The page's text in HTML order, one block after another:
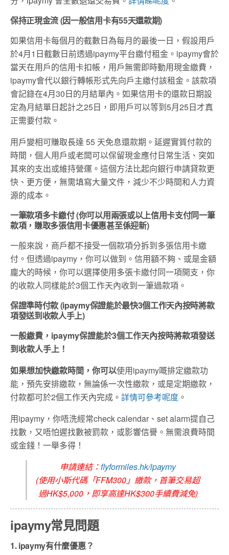
保持正現金流 (因一般信用卡有55天還款期)
如果信用卡每個月的截數日為每月的最後一日，假設用戶
於4月1日截數日前透過ipaymy平台繳付租金。ipaymy會於
當天在用戶的信用卡扣帳，用戶無需即時動用現金繳費，
ipaymy會代以銀行轉帳形式先向戶主繳付該租金。該款項
會記錄在4月30日的月結單內。如果信用卡的還款日期設
定為月結單日起計之25日，即用戶可以等到5月25日才真
正需要付款。
用戶變相可賺取長達 55 天免息還款期。延遲實質付款的
時間，個人用戶或老闆可以保留現金應付日常生活、突如
其來的支出或維持營運。這個方法比起向銀行申請貸款更
快、更方便，無需填寫大量文件，減少不少時間和人力資
源的成本。
一筆款項多卡繳付 (你可以用兩張或以上信用卡支付同一筆
款項，賺取多張信用卡優惠甚至係迎新)
一般來說，商戶都不接受一個款項分拆到多張信用卡繳
付。但透過ipaymy，你可以做到。信用額不夠、或是金額
龐大的時候，你可以選擇使用多張卡繳付同一項開支，你
的收款人同樣能於3個工作天內收到一筆過款項。
保證準時付款 (ipaymy保證能於最快3個工作天內按時將款
項發送到收款人手上)
一般繳費，ipaymy保證能於3個工作天內按時將款項發送
到收款人手上！
如果想加快繳款時間，你可以使用ipaymy嘅排定繳款功
能，預先安排繳款，無論係一次性繳款，或是定期繳款，
付款都可於2個工作天內完成。 詳情可參考呢度 。
用ipaymy，你唔洗經常check calendar、set alarm提自己
找數，又唔怕遲找數被罰款，或影響信譽。無需浪費時間
或金錢！一舉多得！
申請連結：flyformiles.hk/ipaymy
(使用小斯代碼「FFM300」繳款，首筆交易超
過HK$5,000，即享高達HK$300手續費減免)
ipaymy常見問題
1. ipaymy有什麼優惠？